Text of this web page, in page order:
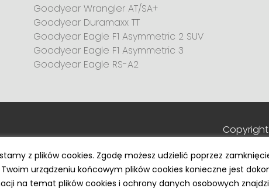
Goodyear Wrangler AT/SA+
Goodyear Duramaxx TT
Goodyear Eagle F1 Asymmetric 2 SUV
Goodyear Eagle F1 Asymmetric 3
Goodyear Eagle RS-A2
z plików cookies. Zgodę możesz udzielić poprzez
urządzeniu końcowym plików cookies konieczne jest
na temat plików cookies i ochrony danych osobowych